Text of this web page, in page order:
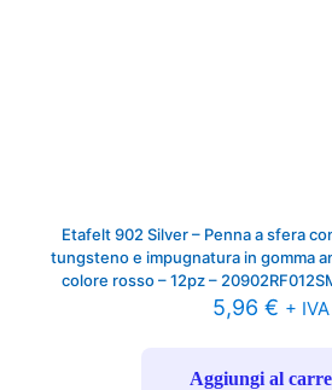
Etafelt 902 Silver – Penna a sfera
tungsteno e impugnatura in gomma
colore rosso – 12pz –
5,96 € + IVA
Aggiungi al